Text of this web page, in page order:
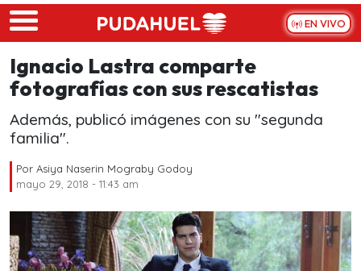
Skip to main content
EN VIVO
Ignacio Lastra comparte
fotografías con sus rescatistas
Además, publicó imágenes con su "segunda
familia".
Por Asiya Naserin Mograby Godoy
mayo 29, 2018 - 11:43 am